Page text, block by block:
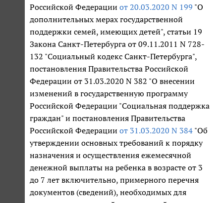
Российской Федерации от 20.03.2020 N 199 "О
дополнительных мерах государственной
поддержки семей, имеющих детей", статьи 19
Закона Санкт-Петербурга от 09.11.2011 N 728-
132 "Социальный кодекс Санкт-Петербурга",
постановления Правительства Российской
Федерации от 31.03.2020 N 382 "О внесении
изменений в государственную программу
Российской Федерации "Социальная поддержка
граждан" и постановления Правительства
Российской Федерации от 31.03.2020 N 384 "Об
утверждении основных требований к порядку
назначения и осуществления ежемесячной
денежной выплаты на ребенка в возрасте от 3
до 7 лет включительно, примерного перечня
документов (сведений), необходимых для